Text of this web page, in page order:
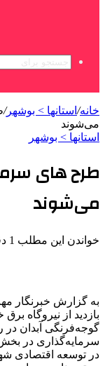
خانه/ استانها > بوشهر/
می‌شوند
استانها > بوشهر
طرح های
می‌شوند
خواندن این مطلب 1 دقیقه زمان میبرد
به گزارش خبرنگار
بازدید از نیروگاه
گوجه‌فرنگی آبدان
سرمایه‌گذاری در بخش
در توسعه اقتصادی